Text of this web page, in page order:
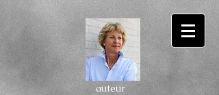
auteur